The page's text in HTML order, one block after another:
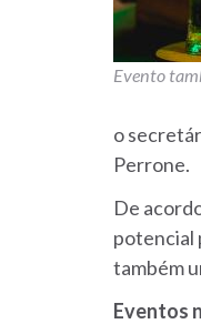
Evento
o
Perrone.
De
potencial
também
Eventos